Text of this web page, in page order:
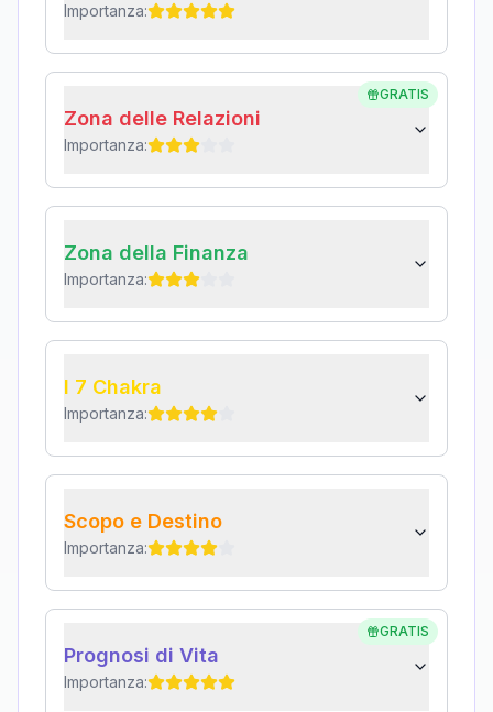
Importanza:
GRATIS
Zona delle Relazioni
Importanza:
Zona della Finanza
Importanza:
I 7 Chakra
Importanza:
Scopo e Destino
Importanza:
GRATIS
Prognosi di Vita
Importanza: